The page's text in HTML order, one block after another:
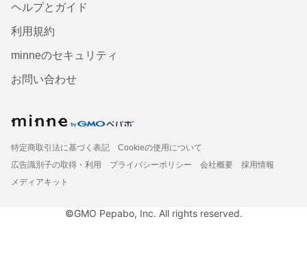
ヘルプとガイド
利用規約
minneのセキュリティ
お問い合わせ
特定商取引法に基づく表記
Cookieの使用について
広告識別子の取得・利用
プライバシーポリシー 会社概要
採用情報
メディアキット
©GMO Pepabo, Inc. All rights reserved.